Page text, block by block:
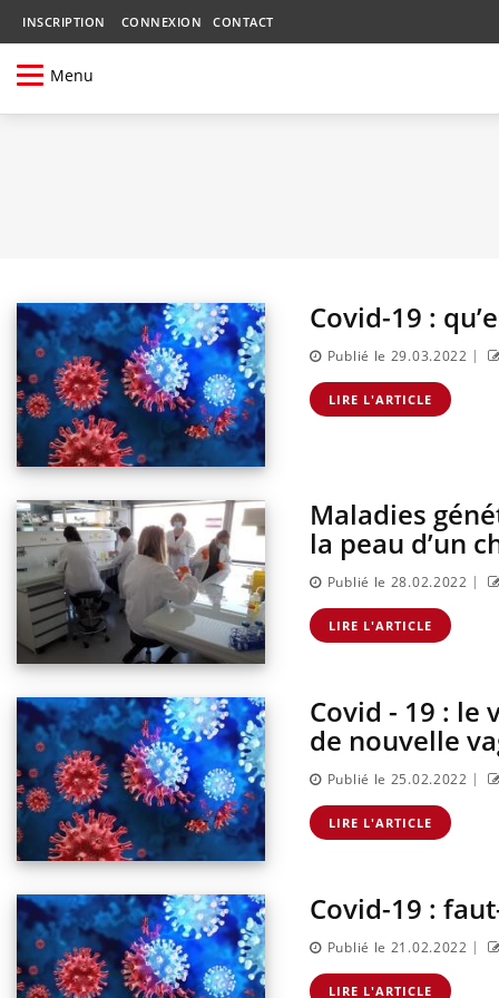
INSCRIPTION CONNEXION CONTACT
Menu
Covid-19 :
Publié le 29.03.2022 |
LIRE L'ARTICLE
Maladies
la peau d’un
Publié le 28.02.2022 |
LIRE L'ARTICLE
Covid - 19 : le
de nouvelle
Publié le 25.02.2022 |
LIRE L'ARTICLE
Covid-19 :
Publié le 21.02.2022 |
LIRE L'ARTICLE